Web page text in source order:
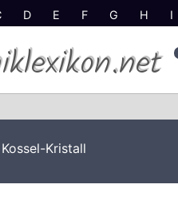
D E F G H I
Kristall